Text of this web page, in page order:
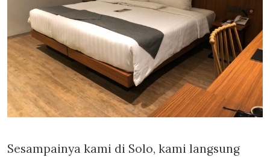
Sesampainya kami di Solo, kami langsung